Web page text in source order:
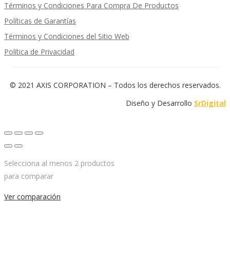
Términos y Condiciones Para Compra De Productos
Políticas de Garantías
Términos y Condiciones del Sitio Web
Política de Privacidad
© 2021 AXIS CORPORATION – Todos los derechos reservados.
Diseño y Desarrollo SrDigital
Selecciona al menos 2 productos
para comparar
Ver comparación